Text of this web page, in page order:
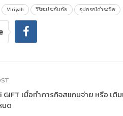
Viriyah วิริยะประกันภัย อุปกรณ์ดำรงชีพ
เมื่อทำภารกิจสแกนจ่าย หรือ เติม
นด